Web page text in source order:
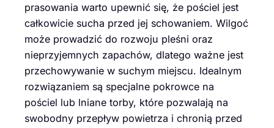
prasowania warto upewnić się, że pościel jest
całkowicie sucha przed jej schowaniem. Wilgoć
może prowadzić do rozwoju pleśni oraz
nieprzyjemnych zapachów, dlatego ważne jest
przechowywanie w suchym miejscu. Idealnym
rozwiązaniem są specjalne pokrowce na
pościel lub lniane torby, które pozwalają na
swobodny przepływ powietrza i chronią przed